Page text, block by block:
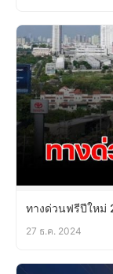
ทางด่วนฟรีปีใหม่
27 ธ.ค. 2024